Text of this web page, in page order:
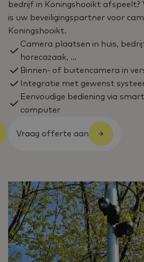
bedrijf in Koningshooikt afspeelt?
is uw beveiligingspartner voor
Koningshooikt.
Camera plaatsen in huis,
horecazaak, ...
Binnen- of buitencamera in
Integratie met gewenst
Eenvoudige bediening via
computer
Vraag offerte aan